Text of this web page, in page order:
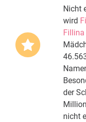
Nicht
wird
Fillina
der
nicht